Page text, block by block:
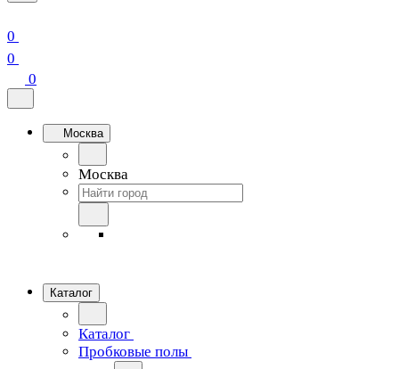
0
0
0
Москва
Москва
Каталог
Каталог
Пробковые полы